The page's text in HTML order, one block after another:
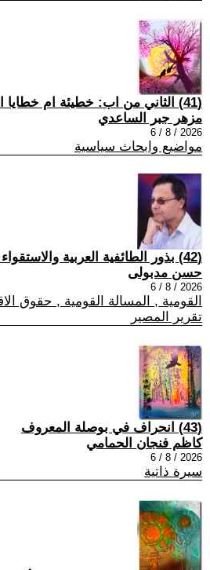
(41) الثاني من اب: خطيئة ام خطايا الدكتاتورية
مزهر جبر الساعدي
2026 / 8 / 6
مواضيع وابحاث سياسية
(42) بذور الطائفية العربية والاستقواء بالأجنبي !!
حسن مدبولى
2026 / 8 / 6
القومية , المسالة القومية , حقوق
تقرير المصير
(43) انحراف في بوصلة المعروف
كاظم فنجان الحمامي
2026 / 8 / 6
سيرة ذاتية